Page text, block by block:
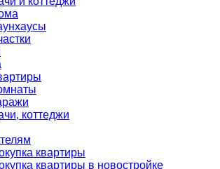
коттеджи
квартиры
квартиры в новостройке